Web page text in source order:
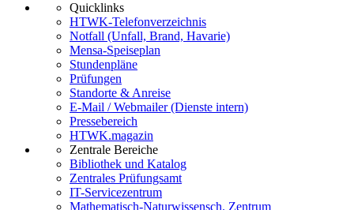
Quicklinks
HTWK-Telefonverzeichnis
Notfall (Unfall, Brand, Havarie)
Mensa-Speiseplan
Stundenpläne
Prüfungen
Standorte & Anreise
E-Mail / Webmailer (Dienste intern)
Pressebereich
HTWK.magazin
Zentrale Bereiche
Bibliothek und Katalog
Zentrales Prüfungsamt
IT-Servicezentrum
Mathematisch-Naturwissensch. Zentrum